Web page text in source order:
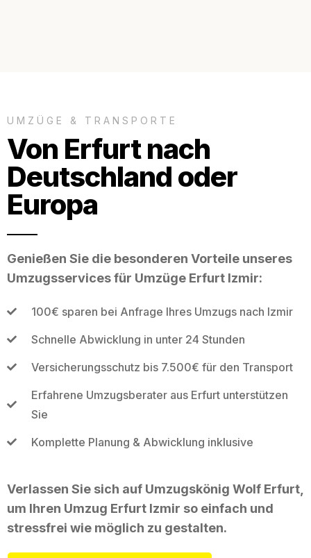
UMZÜGE & TRANSPORTE
Von Erfurt nach
Deutschland oder
Europa
Genießen Sie die besonderen Vorteile unseres
Umzugsservices für Umzüge Erfurt Izmir:
100€ sparen bei Anfrage Ihres Umzugs nach Izmir
Schnelle Abwicklung in unter 24 Stunden
Versicherungsschutz bis 7.500€ für den Transport
Erfahrene Umzugsberater aus Erfurt unterstützen
Sie
Komplette Planung & Abwicklung inklusive
Verlassen Sie sich auf Umzugskönig Wolf Erfurt,
um Ihren Umzug Erfurt Izmir so einfach und
stressfrei wie möglich zu gestalten.